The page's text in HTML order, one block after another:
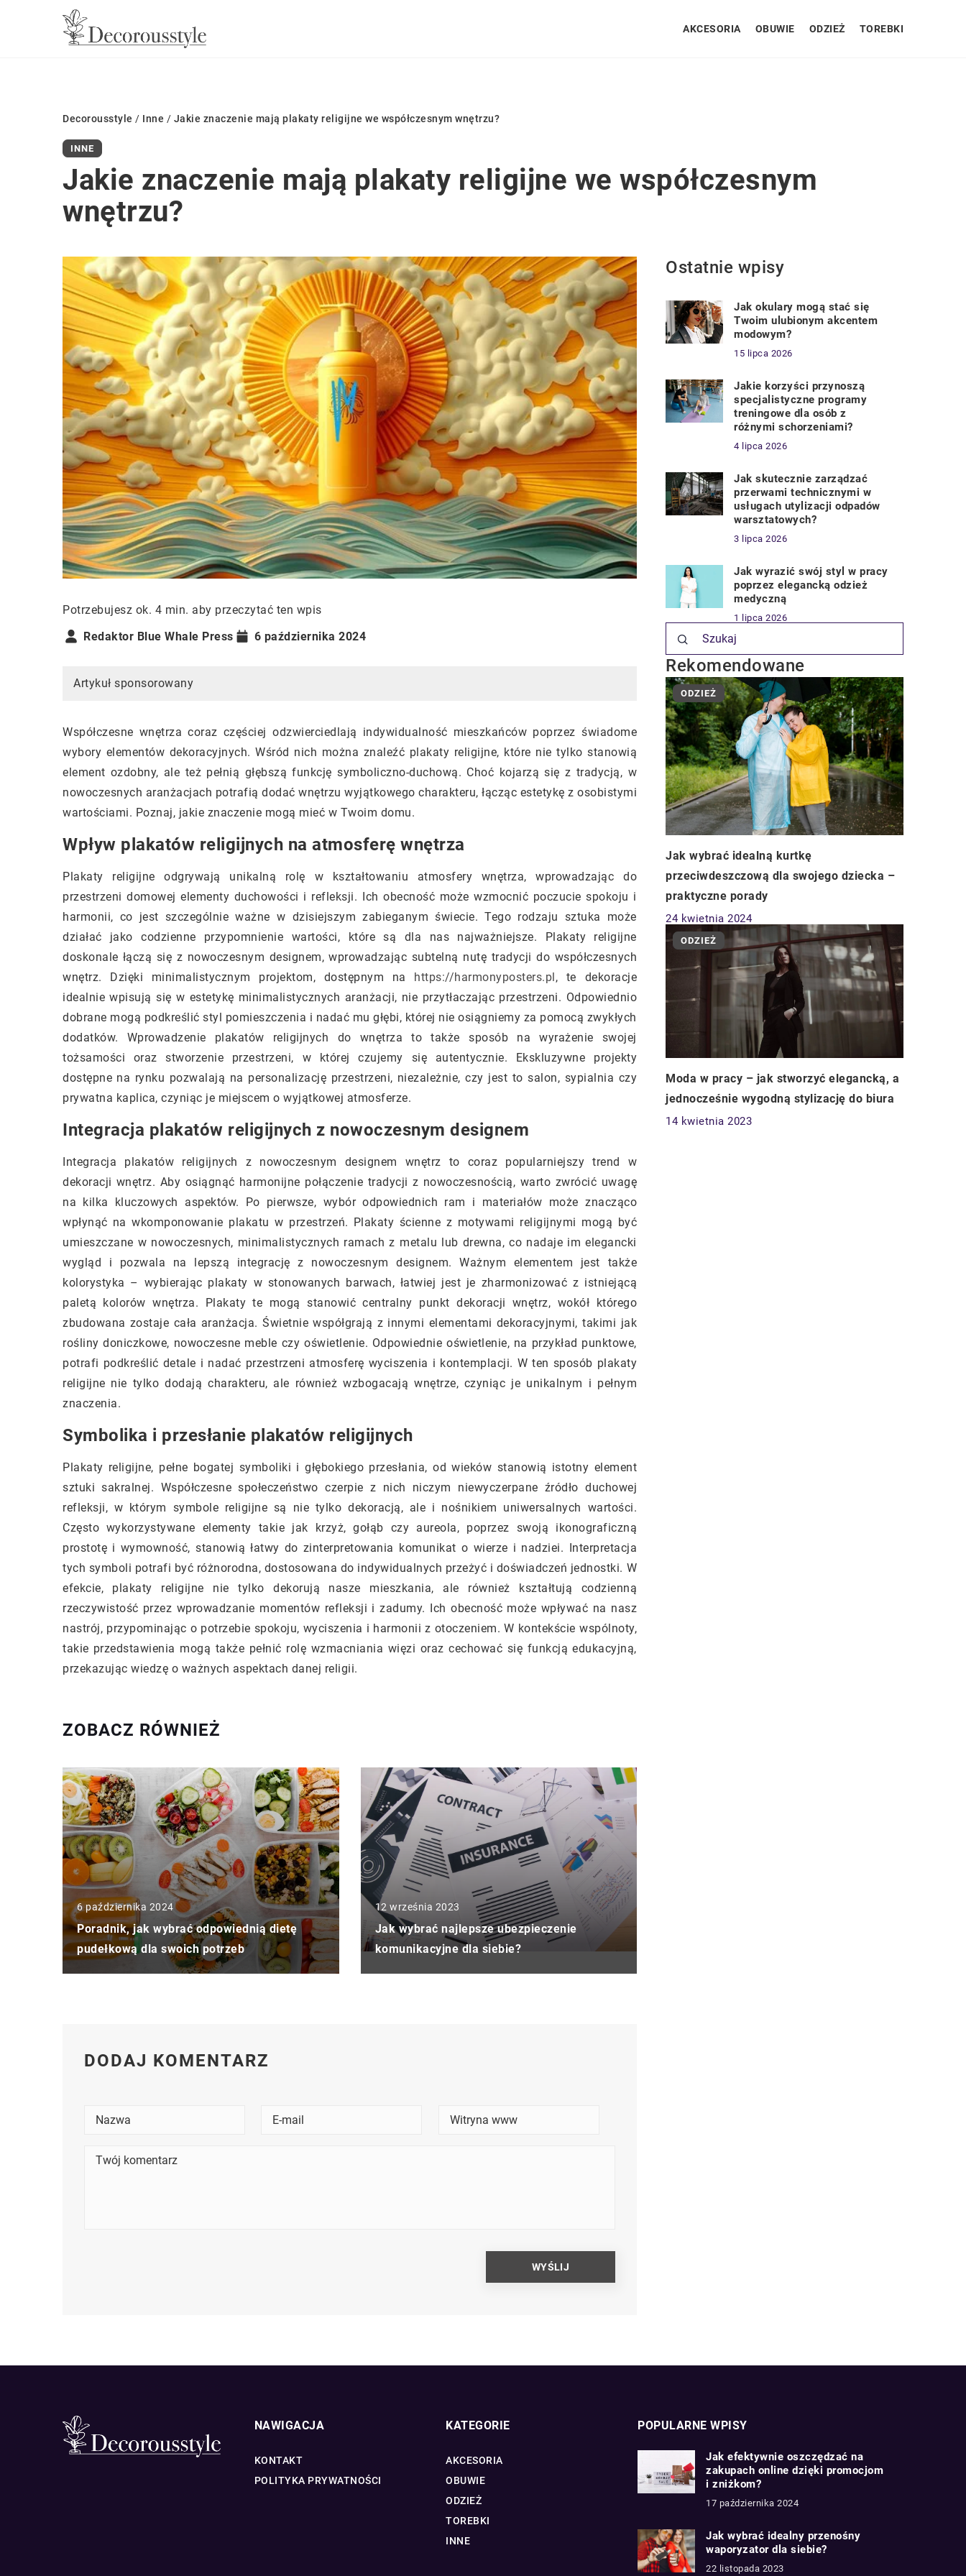
AKCESORIA OBUWIE ODZIEŻ TOREBKI
Decorousstyle / Inne / Jakie znaczenie mają plakaty religijne we współczesnym wnętrzu?
INNE
Jakie znaczenie mają plakaty religijne we współczesnym
wnętrzu?
Potrzebujesz ok. 4 min. aby przeczytać ten wpis
Redaktor Blue Whale Press
6 października 2024
Artykuł sponsorowany
Współczesne wnętrza coraz częściej odzwierciedlają indywidualność mieszkańców poprzez świadome
wybory elementów dekoracyjnych. Wśród nich można znaleźć plakaty religijne, które nie tylko stanowią
element ozdobny, ale też pełnią głębszą funkcję symboliczno-duchową. Choć kojarzą się z tradycją, w
nowoczesnych aranżacjach potrafią dodać wnętrzu wyjątkowego charakteru, łącząc estetykę z osobistymi
wartościami. Poznaj, jakie znaczenie mogą mieć w Twoim domu.
Wpływ plakatów religijnych na atmosferę wnętrza
Plakaty religijne odgrywają unikalną rolę w kształtowaniu atmosfery wnętrza, wprowadzając do
przestrzeni domowej elementy duchowości i refleksji. Ich obecność może wzmocnić poczucie spokoju i
harmonii, co jest szczególnie ważne w dzisiejszym zabieganym świecie. Tego rodzaju sztuka może
działać jako codzienne przypomnienie wartości, które są dla nas najważniejsze. Plakaty religijne
doskonale łączą się z nowoczesnym designem, wprowadzając subtelną nutę tradycji do współczesnych
wnętrz. Dzięki minimalistycznym projektom, dostępnym na https://harmonyposters.pl, te dekoracje
idealnie wpisują się w estetykę minimalistycznych aranżacji, nie przytłaczając przestrzeni. Odpowiednio
dobrane mogą podkreślić styl pomieszczenia i nadać mu głębi, której nie osiągniemy za pomocą zwykłych
dodatków. Wprowadzenie plakatów religijnych do wnętrza to także sposób na wyrażenie swojej
tożsamości oraz stworzenie przestrzeni, w której czujemy się autentycznie. Ekskluzywne projekty
dostępne na rynku pozwalają na personalizację przestrzeni, niezależnie, czy jest to salon, sypialnia czy
prywatna kaplica, czyniąc je miejscem o wyjątkowej atmosferze.
Integracja plakatów religijnych z nowoczesnym designem
Integracja plakatów religijnych z nowoczesnym designem wnętrz to coraz popularniejszy trend w
dekoracji wnętrz. Aby osiągnąć harmonijne połączenie tradycji z nowoczesnością, warto zwrócić uwagę
na kilka kluczowych aspektów. Po pierwsze, wybór odpowiednich ram i materiałów może znacząco
wpłynąć na wkomponowanie plakatu w przestrzeń. Plakaty ścienne z motywami religijnymi mogą być
umieszczane w nowoczesnych, minimalistycznych ramach z metalu lub drewna, co nadaje im elegancki
wygląd i pozwala na lepszą integrację z nowoczesnym designem. Ważnym elementem jest także
kolorystyka – wybierając plakaty w stonowanych barwach, łatwiej jest je zharmonizować z istniejącą
paletą kolorów wnętrza. Plakaty te mogą stanowić centralny punkt dekoracji wnętrz, wokół którego
zbudowana zostaje cała aranżacja. Świetnie współgrają z innymi elementami dekoracyjnymi, takimi jak
rośliny doniczkowe, nowoczesne meble czy oświetlenie. Odpowiednie oświetlenie, na przykład punktowe,
potrafi podkreślić detale i nadać przestrzeni atmosferę wyciszenia i kontemplacji. W ten sposób plakaty
religijne nie tylko dodają charakteru, ale również wzbogacają wnętrze, czyniąc je unikalnym i pełnym
znaczenia.
Symbolika i przesłanie plakatów religijnych
Plakaty religijne, pełne bogatej symboliki i głębokiego przesłania, od wieków stanowią istotny element
sztuki sakralnej. Współczesne społeczeństwo czerpie z nich niczym niewyczerpane źródło duchowej
refleksji, w którym symbole religijne są nie tylko dekoracją, ale i nośnikiem uniwersalnych wartości.
Często wykorzystywane elementy takie jak krzyż, gołąb czy aureola, poprzez swoją ikonograficzną
prostotę i wymowność, stanowią łatwy do zinterpretowania komunikat o wierze i nadziei. Interpretacja
tych symboli potrafi być różnorodna, dostosowana do indywidualnych przeżyć i doświadczeń jednostki. W
efekcie, plakaty religijne nie tylko dekorują nasze mieszkania, ale również kształtują codzienną
rzeczywistość przez wprowadzanie momentów refleksji i zadumy. Ich obecność może wpływać na nasz
nastrój, przypominając o potrzebie spokoju, wyciszenia i harmonii z otoczeniem. W kontekście wspólnoty,
takie przedstawienia mogą także pełnić rolę wzmacniania więzi oraz cechować się funkcją edukacyjną,
przekazując wiedzę o ważnych aspektach danej religii.
ZOBACZ RÓWNIEŻ
6 października 2024
Poradnik, jak wybrać odpowiednią dietę
pudełkową dla swoich potrzeb
12 września 2023
Jak wybrać najlepsze ubezpieczenie
komunikacyjne dla siebie?
Ostatnie wpisy
Jak okulary mogą stać się
Twoim ulubionym akcentem
modowym?
15 lipca 2026
Jakie korzyści przynoszą
specjalistyczne programy
treningowe dla osób z
różnymi schorzeniami?
4 lipca 2026
Jak skutecznie zarządzać
przerwami technicznymi w
usługach utylizacji odpadów
warsztatowych?
3 lipca 2026
Jak wyrazić swój styl w pracy
poprzez elegancką odzież
medyczną
1 lipca 2026
Rekomendowane
ODZIEŻ
Jak wybrać idealną kurtkę
przeciwdeszczową dla swojego dziecka –
praktyczne porady
24 kwietnia 2024
ODZIEŻ
Moda w pracy – jak stworzyć elegancką, a
jednocześnie wygodną stylizację do biura
14 kwietnia 2023
DODAJ KOMENTARZ
NAWIGACJA
KONTAKT
POLITYKA PRYWATNOŚCI
KATEGORIE
AKCESORIA
OBUWIE
ODZIEŻ
TOREBKI
INNE
POPULARNE WPISY
Jak efektywnie oszczędzać na
zakupach online dzięki promocjom
i zniżkom?
17 października 2024
Jak wybrać idealny przenośny
waporyzator dla siebie?
22 listopada 2023